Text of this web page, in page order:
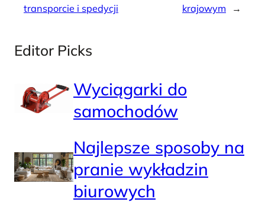
transporcie i spedycji
krajowym
→
Editor Picks
Wyciągarki do
samochodów
Najlepsze sposoby na
pranie wykładzin
biurowych